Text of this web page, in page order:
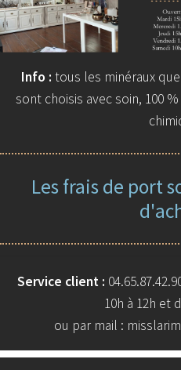
Info : tous les minéraux
sont choisis avec soin, 100
Les frais de port
Service client :
10h à 12h et
ou par mail :